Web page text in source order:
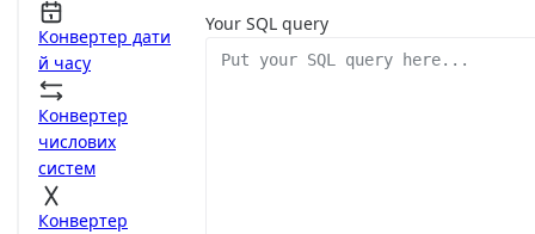
Конвертер дати
й часу
Конвертер
числових
систем
Конвертер
Your SQL query